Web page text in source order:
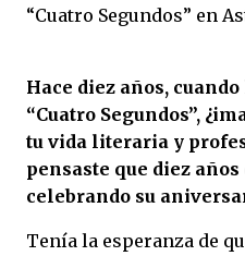
“Cuatro Segundos” en
Hace diez años,
“Cuatro Segundos”,
tu vida literaria y
pensaste que diez
celebrando su
Tenía la esperanza de